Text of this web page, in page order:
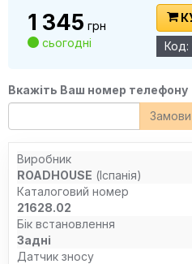
1 345 грн
сьогодні
Код:
Вкажіть Ваш номер телефону
Виробник
ROADHOUSE (Іспанія)
Каталоговий номер
21628.02
Бік встановлення
Задні
Датчик зносу